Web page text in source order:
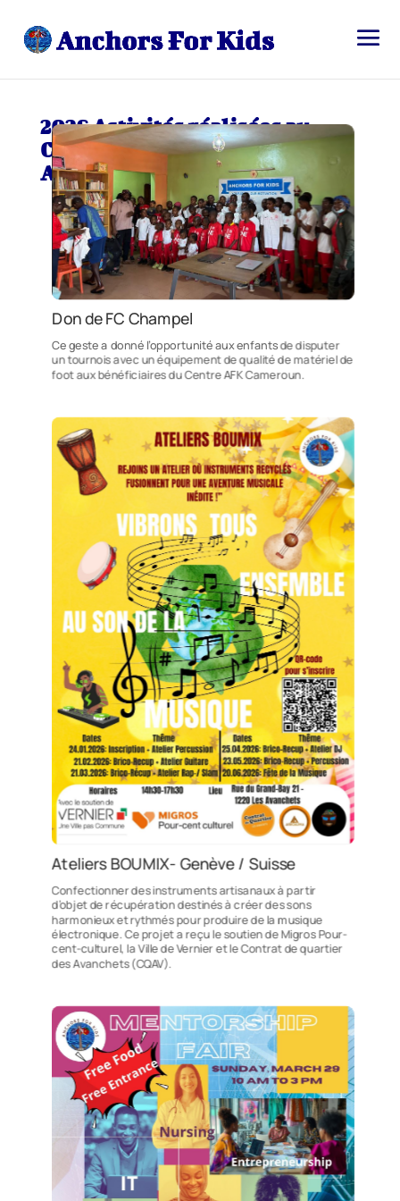
2026 Activités réalisées au
Cameroun, en Suisse et en
Amérique
Don de FC Champel
Ce geste a donné l’opportunité aux enfants de disputer
un tournois avec un équipement de qualité de matériel de
foot aux bénéficiaires du Centre AFK Cameroun.
Ateliers BOUMIX- Genève / Suisse
Confectionner des instruments artisanaux à partir
d’objet de récupération destinés à créer des sons
harmonieux et rythmés pour produire de la musique
électronique. Ce projet a reçu le soutien de Migros Pour-
cent-culturel, la Ville de Vernier et le Contrat de quartier
des Avanchets (CQAV).